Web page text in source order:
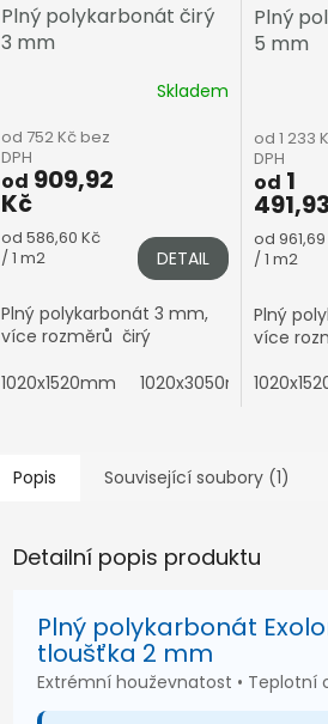
Plný polykarbonát čirý
3 mm
Skladem
od 752 Kč bez
DPH
od 909,92
Kč
Měrná
cena:
od 586,60 Kč
/ 1 m2
DETAIL
Plný polykarbonát 3 mm,
více rozměrů čirý
1020x1520mm
1020x3050mm
Plný
5 mm
od 1 233
DPH
od 1
Měrná
cena:
od
/ 1 m2
Plný
více
Popis Související soubory (1)
Detailní popis produktu
Plný polykarbonát
tloušťka 2 mm
Extrémní houževnatost • Teplotní